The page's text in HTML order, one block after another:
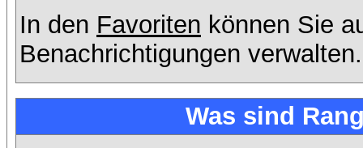
In den Favoriten können Sie
Benachrichtigungen verwalten.
Was sind